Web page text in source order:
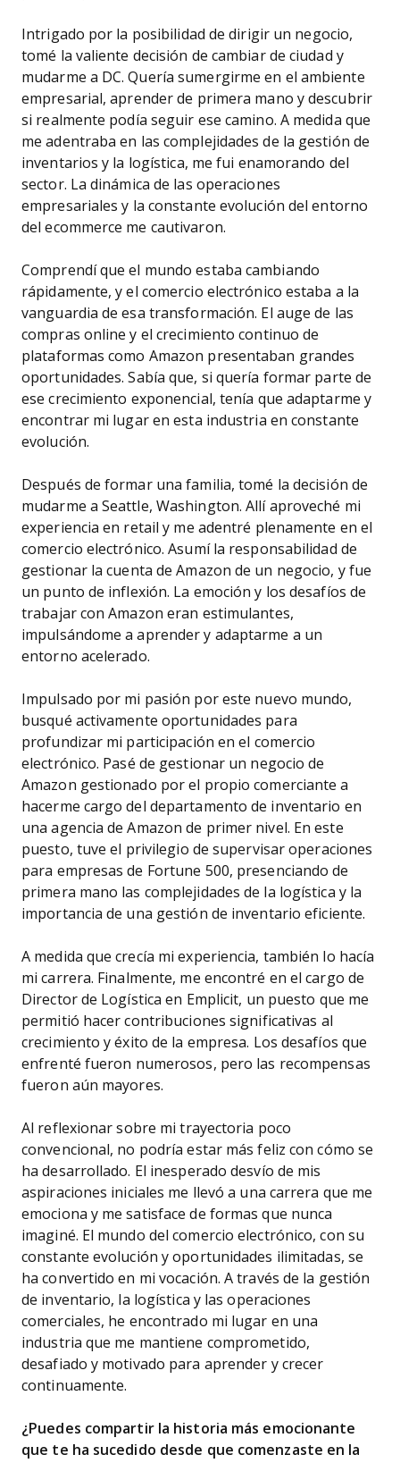
Intrigado por la posibilidad de dirigir un negocio,
tomé la valiente decisión de cambiar de ciudad y
mudarme a DC. Quería sumergirme en el ambiente
empresarial, aprender de primera mano y descubrir
si realmente podía seguir ese camino. A medida que
me adentraba en las complejidades de la gestión de
inventarios y la logística, me fui enamorando del
sector. La dinámica de las operaciones
empresariales y la constante evolución del entorno
del ecommerce me cautivaron.
Comprendí que el mundo estaba cambiando
rápidamente, y el comercio electrónico estaba a la
vanguardia de esa transformación. El auge de las
compras online y el crecimiento continuo de
plataformas como Amazon presentaban grandes
oportunidades. Sabía que, si quería formar parte de
ese crecimiento exponencial, tenía que adaptarme y
encontrar mi lugar en esta industria en constante
evolución.
Después de formar una familia, tomé la decisión de
mudarme a Seattle, Washington. Allí aproveché mi
experiencia en retail y me adentré plenamente en el
comercio electrónico. Asumí la responsabilidad de
gestionar la cuenta de Amazon de un negocio, y fue
un punto de inflexión. La emoción y los desafíos de
trabajar con Amazon eran estimulantes,
impulsándome a aprender y adaptarme a un
entorno acelerado.
Impulsado por mi pasión por este nuevo mundo,
busqué activamente oportunidades para
profundizar mi participación en el comercio
electrónico. Pasé de gestionar un negocio de
Amazon gestionado por el propio comerciante a
hacerme cargo del departamento de inventario en
una agencia de Amazon de primer nivel. En este
puesto, tuve el privilegio de supervisar operaciones
para empresas de Fortune 500, presenciando de
primera mano las complejidades de la logística y la
importancia de una gestión de inventario eficiente.
A medida que crecía mi experiencia, también lo hacía
mi carrera. Finalmente, me encontré en el cargo de
Director de Logística en Emplicit, un puesto que me
permitió hacer contribuciones significativas al
crecimiento y éxito de la empresa. Los desafíos que
enfrenté fueron numerosos, pero las recompensas
fueron aún mayores.
Al reflexionar sobre mi trayectoria poco
convencional, no podría estar más feliz con cómo se
ha desarrollado. El inesperado desvío de mis
aspiraciones iniciales me llevó a una carrera que me
emociona y me satisface de formas que nunca
imaginé. El mundo del comercio electrónico, con su
constante evolución y oportunidades ilimitadas, se
ha convertido en mi vocación. A través de la gestión
de inventario, la logística y las operaciones
comerciales, he encontrado mi lugar en una
industria que me mantiene comprometido,
desafiado y motivado para aprender y crecer
continuamente.
¿Puedes compartir la historia más emocionante
que te ha sucedido desde que comenzaste en la